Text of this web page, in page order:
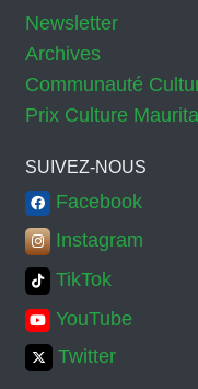
Newsletter
Archives
Communauté
Prix Culture
SUIVEZ-NOUS
Facebook
Instagram
TikTok
YouTube
Twitter